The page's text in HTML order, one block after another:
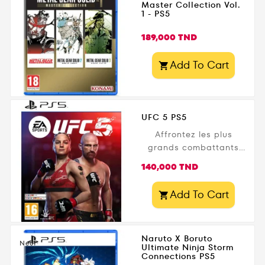
Disponible...
Master Collection Vol.
1 - PS5
Prix
189,000 TND
Add To Cart
UFC 5 PS5
Affrontez les plus
grands combattants
Sports UFC 5 PS5 , le
dernier opus de la
célèbre franchise de
des graphismes ultra-
réalistes, une physique
Prix
140,000 TND
Add To Cart
Neuf Naruto X Boruto
Ultimate Ninja Storm
Connections PS5